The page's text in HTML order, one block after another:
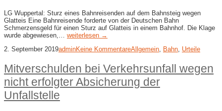
LG Wuppertal: Sturz eines Bahnreisenden auf dem Bahnsteig wegen
Glatteis Eine Bahnreisende forderte von der Deutschen Bahn
Schmerzensgeld für einen Sturz auf Glatteis in einem Bahnhof. Die Klage
wurde abgewiesen,… weiterlesen →
2. September 2019adminKeine KommentareAllgemein, Bahn, Urteile
Mitverschulden bei Verkehrsunfall wegen
nicht erfolgter Absicherung der
Unfallstelle